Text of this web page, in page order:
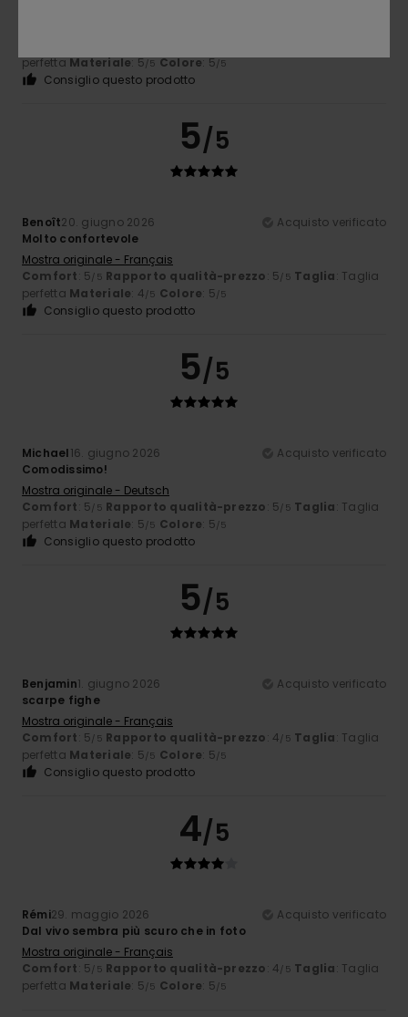
perfettaMateriale: 5/5 Colore: 5/5
Consiglio questo prodotto
5/5
Benoît20. giugno 2026
Acquisto verificato
Molto confortevole
Mostra originale - Français
Comfort: 5/5 Rapporto qualità-prezzo: 5/5 Taglia: Taglia
perfetta Materiale: 4/5 Colore: 5/5
Consiglio questo prodotto
5/5
Michael16. giugno 2026
Acquisto verificato
Comodissimo!
Mostra originale - Deutsch
Comfort: 5/5 Rapporto qualità-prezzo: 5/5 Taglia: Taglia
perfetta Materiale: 5/5 Colore: 5/5
Consiglio questo prodotto
5/5
Benjamin1. giugno 2026
Acquisto verificato
scarpe fighe
Mostra originale - Français
Comfort: 5/5 Rapporto qualità-prezzo: 4/5 Taglia: Taglia
perfetta Materiale: 5/5 Colore: 5/5
Consiglio questo prodotto
4/5
Rémi29. maggio 2026
Acquisto verificato
Dal vivo sembra più scuro che in foto
Mostra originale - Français
Comfort: 5/5 Rapporto qualità-prezzo: 4/5 Taglia: Taglia
perfetta Materiale: 5/5 Colore: 5/5